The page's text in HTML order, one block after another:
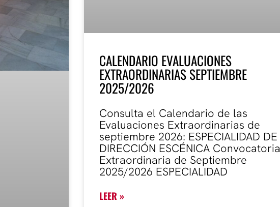
CALENDARIO EVALUACIONES
EXTRAORDINARIAS SEPTIEMBRE
2025/2026
Consulta el Calendario de las
Evaluaciones Extraordinarias de
septiembre 2026: ESPECIALIDAD DE
DIRECCIÓN ESCÉNICA Convocatoria
Extraordinaria de Septiembre
2025/2026 ESPECIALIDAD
LEER »